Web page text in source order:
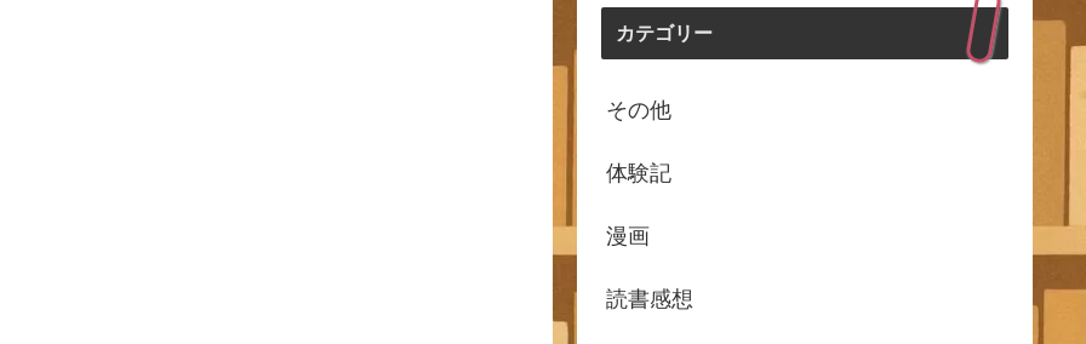
カテゴリー
その他
体験記
漫画
読書感想